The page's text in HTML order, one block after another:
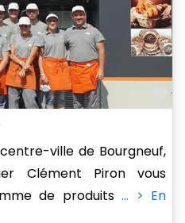
ville de Bourgneuf,
Clément Piron vous
de produits ... > En